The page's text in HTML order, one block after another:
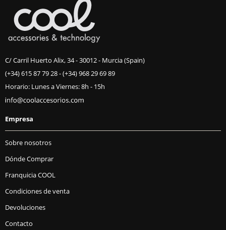
C/ Carril Huerto Alix, 34 - 30012 - Murcia (Spain)
(+34) 615 87 79 28-(+34) 968 29 69 89
Horario: Lunes a Viernes: 8h - 15h
Empresa
Sobre nosotros
Dónde Comprar
Franquicia COOL
Condiciones de venta
Devoluciones
Contacto